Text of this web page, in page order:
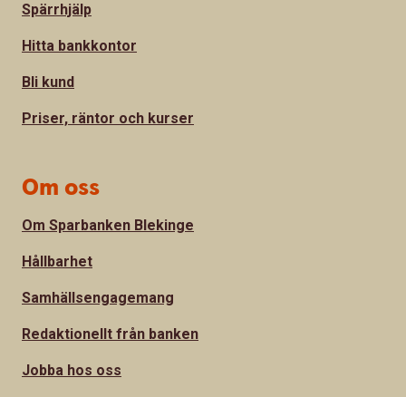
Spärrhjälp
Hitta bankkontor
Bli kund
Priser, räntor och kurser
Om oss
Om Sparbanken Blekinge
Hållbarhet
Samhällsengagemang
Redaktionellt från banken
Jobba hos oss